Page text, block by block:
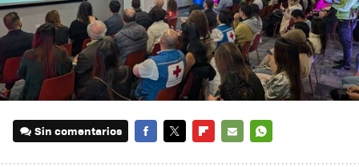
Sin comentarios